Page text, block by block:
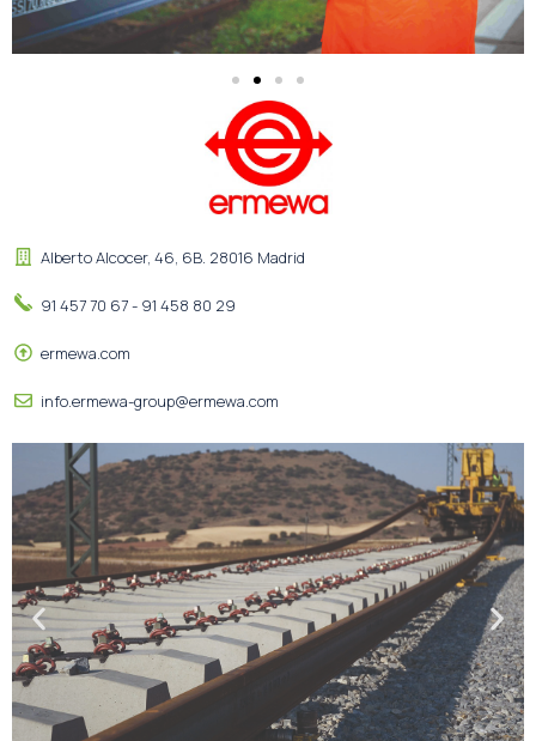
Alberto Alcocer, 46, 6B. 28016 Madrid
91 457 70 67 - 91 458 80 29
ermewa.com
info.ermewa-group@ermewa.com